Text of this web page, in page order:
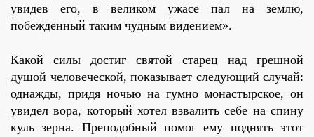
увидев его, в великом ужасе пал на землю,
побежденный таким чудным видением».
Какой силы достиг святой старец над грешной
душой человеческой, показывает следующий случай:
однажды, придя ночью на гумно монастырское, он
увидел вора, который хотел взвалить себе на спину
куль зерна. Преподобный помог ему поднять этот